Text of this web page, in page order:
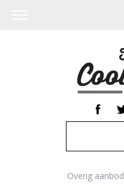
r
Overig aanbod